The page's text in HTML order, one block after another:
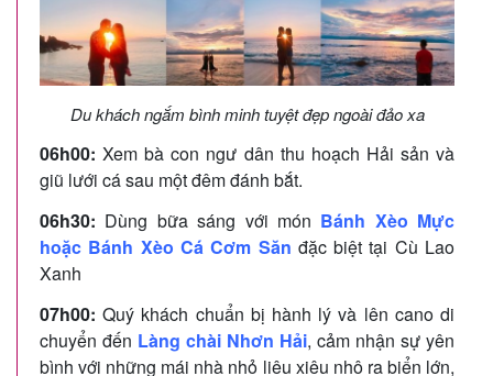
Du khách ngắm bình minh tuyệt đẹp ngoài đảo xa
06h00: Xem bà con ngư dân thu hoạch Hải sản và
giũ lưới cá sau một đêm đánh bắt.
06h30: Dùng bữa sáng với món Bánh Xèo Mực
hoặc Bánh Xèo Cá Cơm Săn đặc biệt tại Cù Lao
Xanh
07h00: Quý khách chuẩn bị hành lý và lên cano di
chuyển đến Làng chài Nhơn Hải, cảm nhận sự yên
bình với những mái nhà nhỏ liêu xiêu nhô ra biển lớn,